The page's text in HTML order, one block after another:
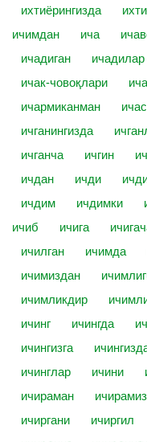
ихтиёрингизда
ичимдан
ича
ичадиган
ичадилар
ичак-човоқлари
ичармиканман
ичганингизда
ичганча
ичгин
ичдан
ичди
ичдим
ичдимки
ичиб
ичига
ичилган
ичимда
ичимиздан
ичимликдир
ичинг
ичингда
ичингизга
ичинглар
ичини
ичираман
ичирамиз
ичиргани
ичиргил